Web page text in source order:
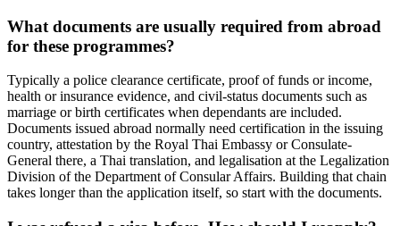
What documents are usually required from abroad
for these programmes?
Typically a police clearance certificate, proof of funds or income,
health or insurance evidence, and civil-status documents such as
marriage or birth certificates when dependants are included.
Documents issued abroad normally need certification in the issuing
country, attestation by the Royal Thai Embassy or Consulate-
General there, a Thai translation, and legalisation at the Legalization
Division of the Department of Consular Affairs. Building that chain
takes longer than the application itself, so start with the documents.